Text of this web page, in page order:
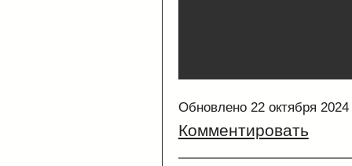
Обновлено 22 октября 2024
Комментировать